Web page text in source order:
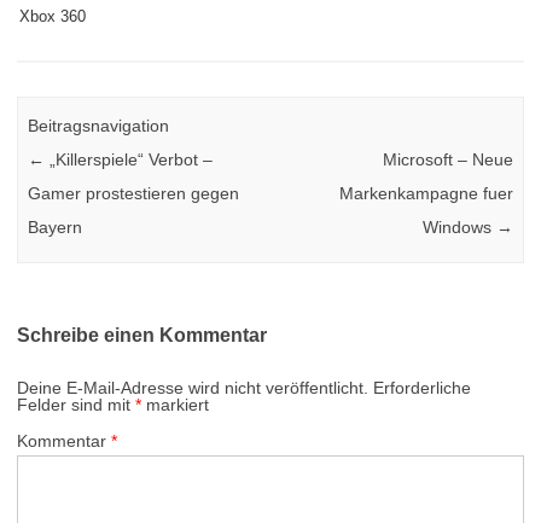
Xbox 360
Beitragsnavigation
←
„Killerspiele“ Verbot –
Gamer prostestieren gegen
Bayern
Microsoft – Neue
Markenkampagne fuer
Windows →
Schreibe einen Kommentar
Deine E-Mail-Adresse wird nicht veröffentlicht. Erforderliche
Felder sind mit * markiert
Kommentar *